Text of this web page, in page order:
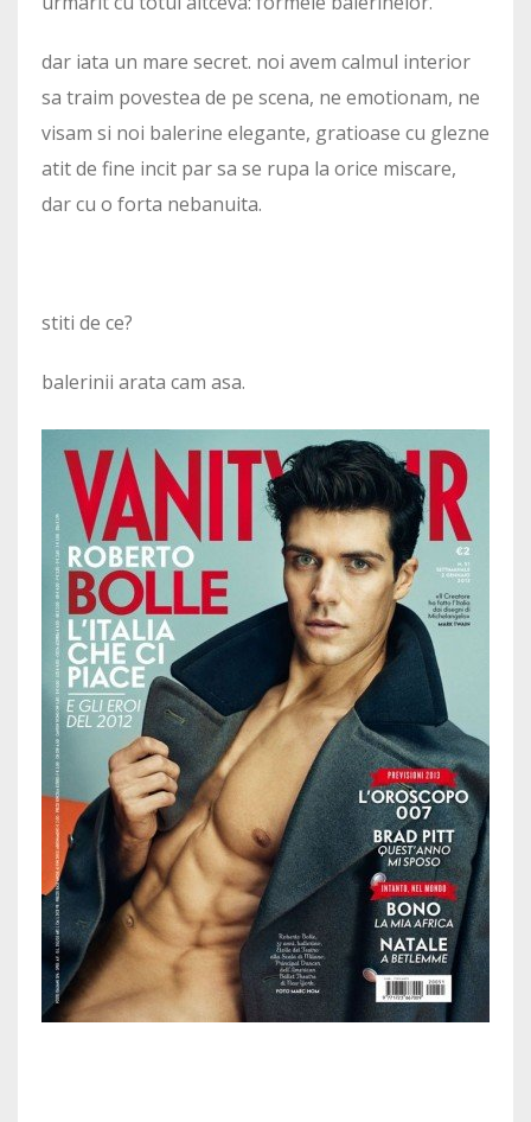
dar iata un mare secret. noi avem calmul interior
sa traim povestea de pe scena, ne emotionam, ne
visam si noi balerine elegante, gratioase cu glezne
atit de fine incit par sa se rupa la orice miscare,
dar cu o forta nebanuita.
stiti de ce?
balerinii arata cam asa.